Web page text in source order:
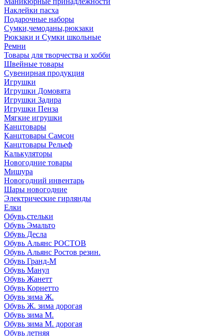
Наклейки пасха
Подарочные наборы
Сумки,чемоданы,рюкзаки
Рюкзаки и Сумки школьные
Ремни
Товары для творчества и хобби
Швейные товары
Сувенирная продукция
Игрушки
Игрушки Домовята
Игрушки Задира
Игрушки Пенза
Мягкие игрушки
Канцтовары
Канцтовары Самсон
Канцтовары Рельеф
Калькуляторы
Новогодние товары
Мишура
Новогодний инвентарь
Шары новогодние
Электрические гирлянды
Елки
Обувь,стельки
Обувь Эмальто
Обувь Десла
Обувь Альянс РОСТОВ
Обувь Альянс Ростов резин.
Обувь Гранд-М
Обувь Манул
Обувь Жанетт
Обувь Корнетто
Обувь зима Ж.
Обувь Ж. зима дорогая
Обувь зима М.
Обувь зима М. дорогая
Обувь летняя